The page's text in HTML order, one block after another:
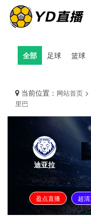
全部 足球 篮球
当前位置： 网站首页 >
里巴
迪亚拉
盈点直播 超